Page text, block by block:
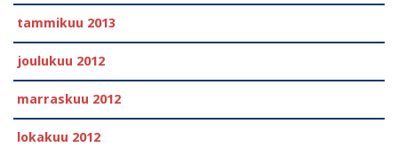
tammikuu 2013
joulukuu 2012
marraskuu 2012
lokakuu 2012